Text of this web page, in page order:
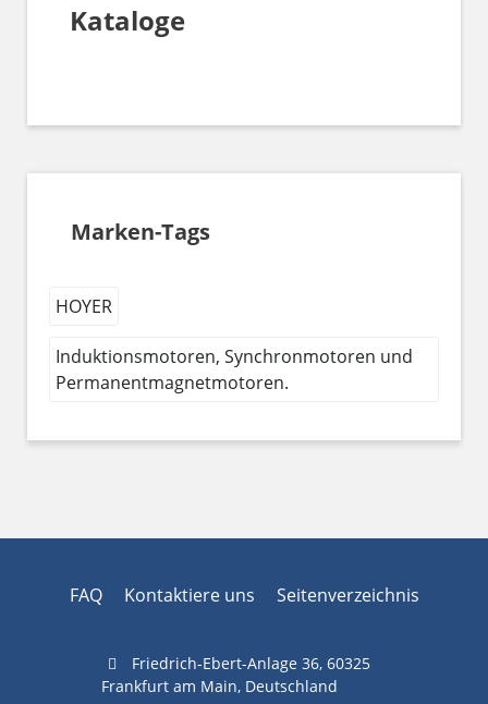
Kataloge
Marken-Tags
HOYER
Induktionsmotoren, Synchronmotoren und
Permanentmagnetmotoren.
FAQ Kontaktiere uns Seitenverzeichnis
Friedrich-Ebert-Anlage 36, 60325
Frankfurt am Main, Deutschland